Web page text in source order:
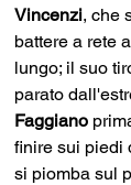
Vincenzi, che
battere a rete
lungo; il suo
parato
Faggiano
finire sui piedi
si piomba sul